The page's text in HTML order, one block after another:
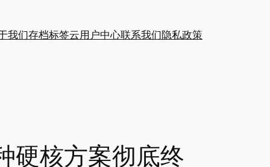
我们存档标签云用户中心联系我们隐私政策
硬核方案彻底终